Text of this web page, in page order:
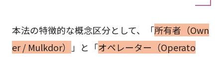
本法の特徴的な概念区分として、「所有者（Own
er / Mulkdor）
」と「オペレーター（Operato